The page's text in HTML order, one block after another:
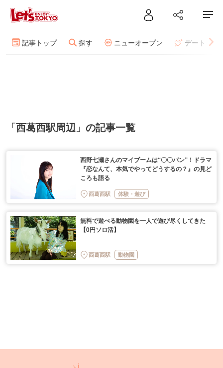
記事トップ 探す ニューオープン デート
「西葛西駅周辺」の記事一覧
西野七瀬さんのマイブームは“〇〇パン”！ドラマ
『恋なんて、本気でやってどうするの？』の見ど
ころも語る
西葛西駅 体験・遊び
無料で遊べる動物園を一人で遊び尽くしてきた
【0円ソロ活】
西葛西駅 動物園